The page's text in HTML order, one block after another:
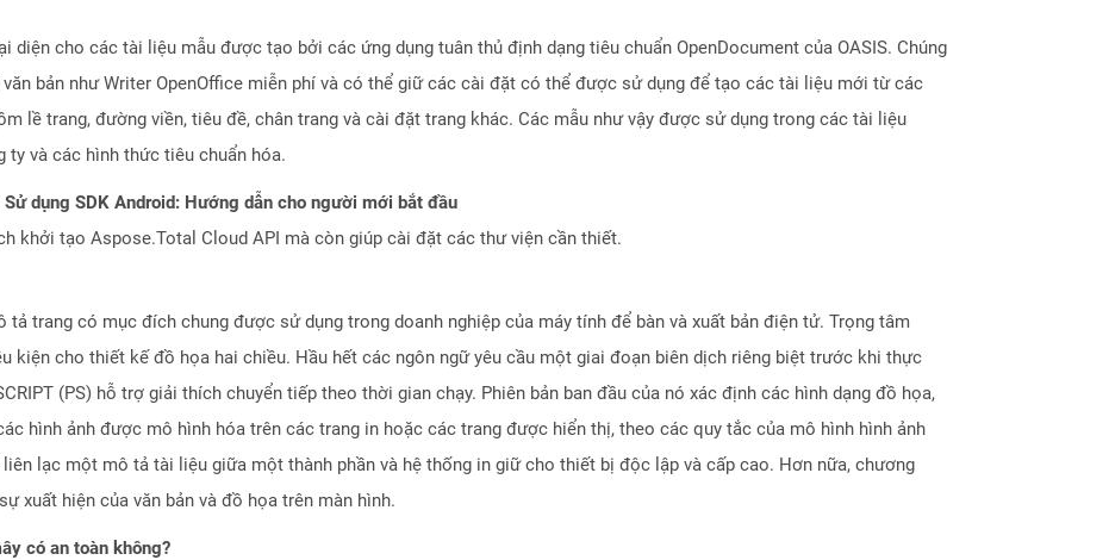
diện cho các tài liệu mẫu được tạo bởi các ứng dụng tuân thủ định dạng tiêu chuẩn OpenDocument của OASIS. Chúng
bản như Writer OpenOffice miễn phí và có thể giữ các cài đặt có thể được sử dụng để tạo các tài liệu mới từ các
lề trang, đường viền, tiêu đề, chân trang và cài đặt trang khác. Các mẫu như vậy được sử dụng trong các tài liệu
và các hình thức tiêu chuẩn hóa.
dụng SDK Android: Hướng dẫn cho người mới bắt đầu
khởi tạo Aspose.Total Cloud API mà còn giúp cài đặt các thư viện cần thiết.
tả trang có mục đích chung được sử dụng trong doanh nghiệp của máy tính để bàn và xuất bản điện tử. Trọng tâm
kiện cho thiết kế đồ họa hai chiều. Hầu hết các ngôn ngữ yêu cầu một giai đoạn biên dịch riêng biệt trước khi thực
(PS) hỗ trợ giải thích chuyển tiếp theo thời gian chạy. Phiên bản ban đầu của nó xác định các hình dạng đồ họa,
hình ảnh được mô hình hóa trên các trang in hoặc các trang được hiển thị, theo các quy tắc của mô hình hình ảnh
lạc một mô tả tài liệu giữa một thành phần và hệ thống in giữ cho thiết bị độc lập và cấp cao. Hơn nữa, chương
xuất hiện của văn bản và đồ họa trên màn hình.
có an toàn không?